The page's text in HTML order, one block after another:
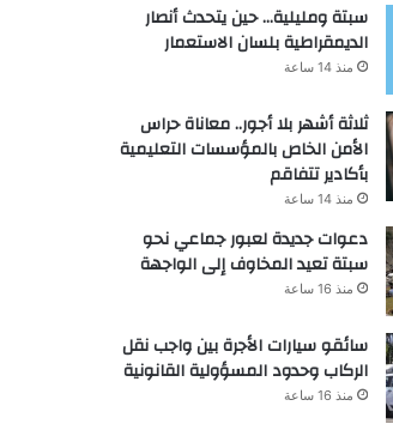
سبتة ومليلية… حين يتحدث أنصار
الديمقراطية بلسان الاستعمار
منذ 14 ساعة
ثلاثة أشهر بلا أجور.. معاناة حراس
الأمن الخاص بالمؤسسات التعليمية
بأكادير تتفاقم
منذ 14 ساعة
دعوات جديدة لعبور جماعي نحو
سبتة تعيد المخاوف إلى الواجهة
منذ 16 ساعة
سائقو سيارات الأجرة بين واجب نقل
الركاب وحدود المسؤولية القانونية
منذ 16 ساعة